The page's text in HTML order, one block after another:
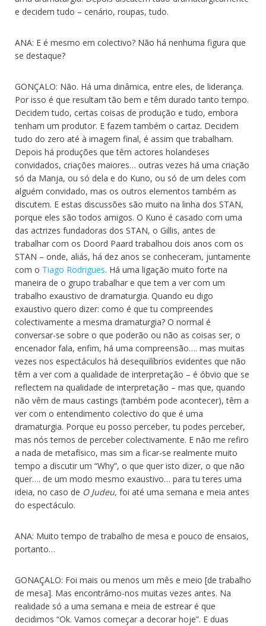
e decidem tudo – cenário, roupas, tudo.
ANA: E é mesmo em colectivo? Não há nenhuma figura que
se destaque?
GONÇALO: Não. Há uma dinâmica, entre eles, de liderança.
Por isso é que resultam tão bem e têm durado tanto tempo.
Decidem tudo, certas coisas de produção e tudo, embora
tenham um produtor. E fazem também o cartaz. Decidem
tudo do zero até à imagem final, é assim que trabalham.
Depois há produções que têm actores holandeses
convidados, criações maiores… outras vezes há uma criação
só da Manja, ou só dela e do Kuno, ou só de um deles com
alguém convidado, mas os outros elementos também as
discutem. E estas discussões são muito na linha dos STAN,
porque eles são todos amigos. O Kuno é casado com uma
das actrizes fundadoras dos STAN, o Gillis, antes de
trabalhar com os Doord Paard trabalhou dois anos com os
STAN – onde, aliás, há dez anos se conheceram, juntamente
com o Tiago Rodrigues. Há uma ligação muito forte na
maneira de o grupo trabalhar e que tem a ver com um
trabalho exaustivo de dramaturgia. Quando eu digo
exaustivo quero dizer: como é que tu compreendes
colectivamente a mesma dramaturgia? O normal é
conversar-se sobre o que poderão ou não as coisas ser, o
encenador fala, enfim, há uma compreensão…. mas muitas
vezes nos espectáculos há desequilíbrios evidentes que não
têm a ver com a qualidade de interpretação – é óbvio que se
reflectem na qualidade de interpretação – mas que, quando
não vêm de maus castings (também pode acontecer), têm a
ver com o entendimento colectivo do que é uma
dramaturgia. Porque eu posso perceber, tu podes perceber,
mas nós temos de perceber colectivamente. E não me refiro
a nada de metafísico, mas sim a ficar-se realmente muito
tempo a discutir um “Why”, o que quer isto dizer, o que não
quer…. de um modo mesmo exaustivo… para tu teres uma
ideia, no caso de O Judeu, foi até uma semana e meia antes
do espectáculo.
ANA: Muito tempo de trabalho de mesa e pouco de ensaios,
portanto…
GONAÇALO: Foi mais ou menos um mês e meio [de trabalho
de mesa]. Mas encontrámo-nos muitas vezes antes. Na
realidade só a uma semana e meia de estrear é que
decidimos “Ok. Vamos começar a decorar hoje”. E duas